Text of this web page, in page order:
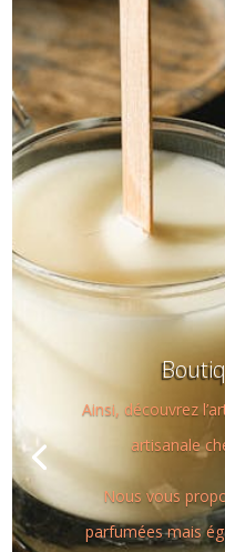
Ainsi, découvrez
artisanale
Nous vous
parfumées mais